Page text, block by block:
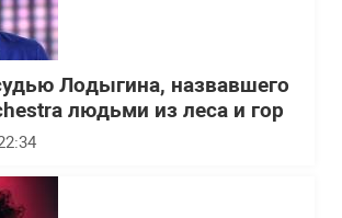
Лодыгина, назвавшего
людьми из леса и гор